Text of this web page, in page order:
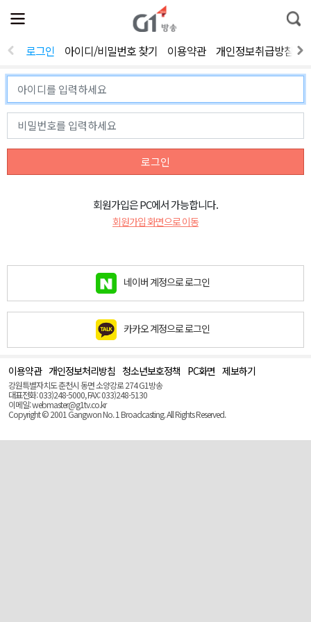
전
체
뉴
열
통
합
색
로그인 아이디/비밀번호 찾기 이용약관 개인정보취급방침
로그인
회원가입은 PC에서 가능합니다.
회원가입 화면으로 이동
네이버 계정으로 로그인
카카오 계정으로 로그인
이용약관 개인정보처리방침 청소년보호정책 PC화면 제보하기
강원특별자치도 춘천시 동면 소양강로 274 G1방송
대표전화: 033)248-5000, FAX: 033)248-5130
이메일: webmaster@g1tv.co.kr
Copyright © 2001 Gangwon No. 1 Broadcasting. All Rights Reserved.